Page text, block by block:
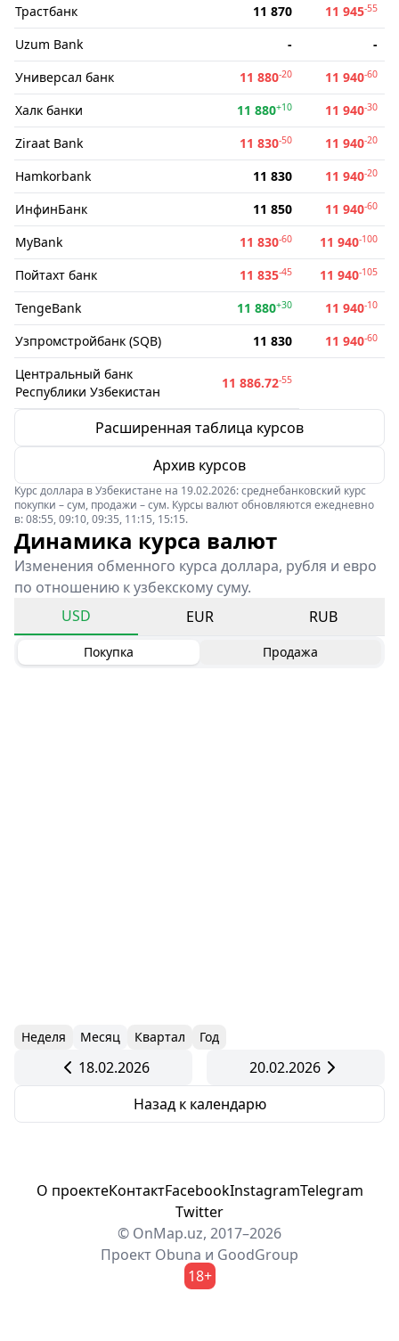
Трастбанк 11 870 11 945-55
Uzum Bank -
-
Универсал банк
11 880-20 11 940-60
Халк банки 11 880+10 11 940-30
Ziraat Bank 11 830-50 11 940-20
Hamkorbank 11 830 11 940-20
ИнфинБанк 11 850 11 940-60
MyBank 11 830-60 11 940-100
Пойтахт банк 11 835-45 11 940-105
TengeBank 11 880+30 11 940-10
Узпромстройбанк (SQB) 11 830 11 940-60
Центральный банк
Республики Узбекистан
11 886.72-55
Расширенная таблица курсов
Архив курсов
Курс доллара в Узбекистане на 19.02.2026: среднебанковский курс
покупки – сум, продажи – сум. Курсы валют обновляются ежедневно
в: 08:55, 09:10, 09:35, 11:15, 15:15.
Динамика курса валют
Изменения обменного курса доллара, рубля и евро
по отношению к узбекскому суму.
USD
EUR RUB
Покупка Продажа
Неделя Месяц Квартал Год
18.02.2026
20.02.2026
Назад к календарю
О проектеКонтактFacebookInstagramTelegram
Twitter
© OnMap.uz, 2017–2026
Проект Obuna и GoodGroup
18+